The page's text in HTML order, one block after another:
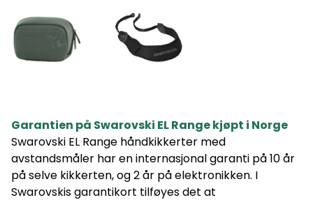
Garantien på Swarovski EL Range kjøpt i Norge
Swarovski EL Range håndkikkerter med
avstandsmåler har en internasjonal garanti på 10 år
på selve kikkerten, og 2 år på elektronikken. I
Swarovskis garantikort tilføyes det at
På lager På lager